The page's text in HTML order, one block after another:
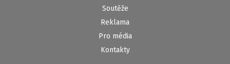
Soutěže
Reklama
Pro média
Kontakty